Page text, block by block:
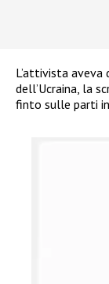
L’attivista aveva
dell’Ucraina, la
finto sulle parti